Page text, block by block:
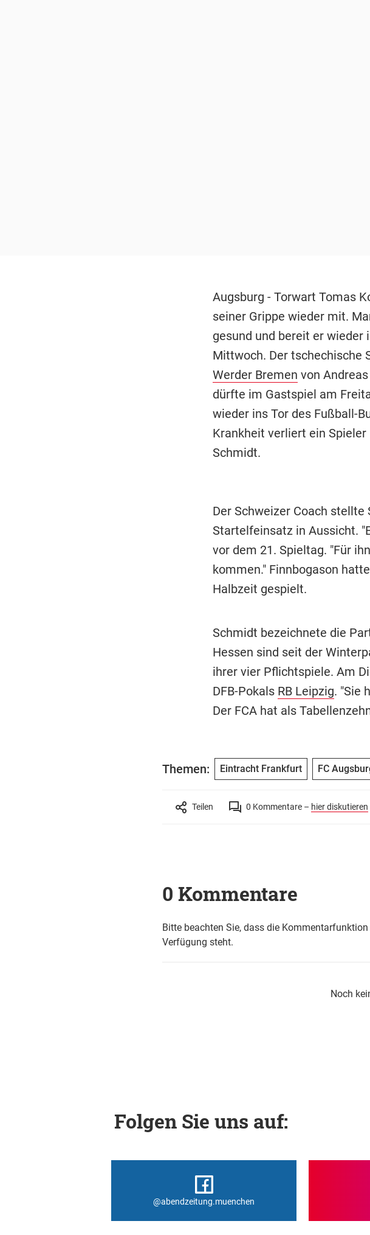
Augsburg - Torwart Tomas
seiner Grippe wieder mit.
gesund und bereit er
Mittwoch. Der tschechische
Werder Bremen von
dürfte im Gastspiel am
wieder ins Tor des Fußball-
Krankheit verliert ein
Schmidt.
Der Schweizer Coach
Startelfeinsatz in Aussicht.
vor dem 21. Spieltag. "Für
kommen." Finnbogason
Halbzeit gespielt.
Schmidt bezeichnete die
Hessen sind seit der
ihrer vier Pflichtspiele. Am
DFB-Pokals RB Leipzig. "Sie
Der FCA hat als
Themen: Eintracht Frankfurt FC
Teilen 0 Kommentare – hier diskutieren
0 Kommentare
Bitte beachten Sie, dass die
Verfügung steht.
Noch
Folgen Sie uns auf:
@abendzeitung.muenchen